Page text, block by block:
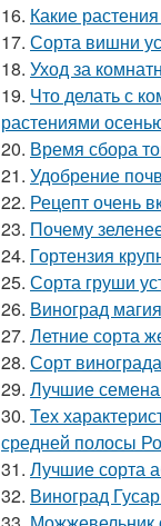
16. Какие
17. Сорта вишни
18. Уход за
19. Что делать с
растениями
20. Время сбора
21. Удобрение
22. Рецепт очень
23. Почему
24. Гортензия
25. Сорта груши
26. Виноград
27. Летние сорта
28. Сорт
29. Лучшие
30. Тех
средней полосы
31. Лучшие сорта
32. Виноград